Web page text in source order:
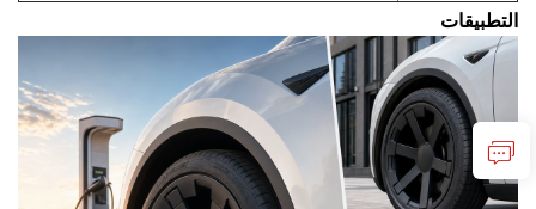
التطبيقات